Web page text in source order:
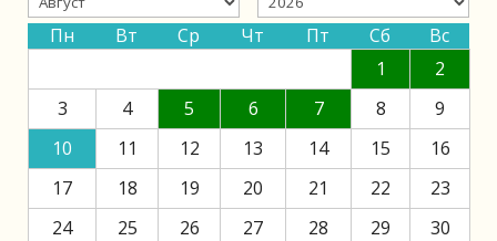
Пн Вт Ср Чт Пт Сб
Вс
1
2
3
4 5 6 7 8
9
10
11 12 13 14 15
16
17
18 19 20 21 22
23
24
25 26 27 28 29
30